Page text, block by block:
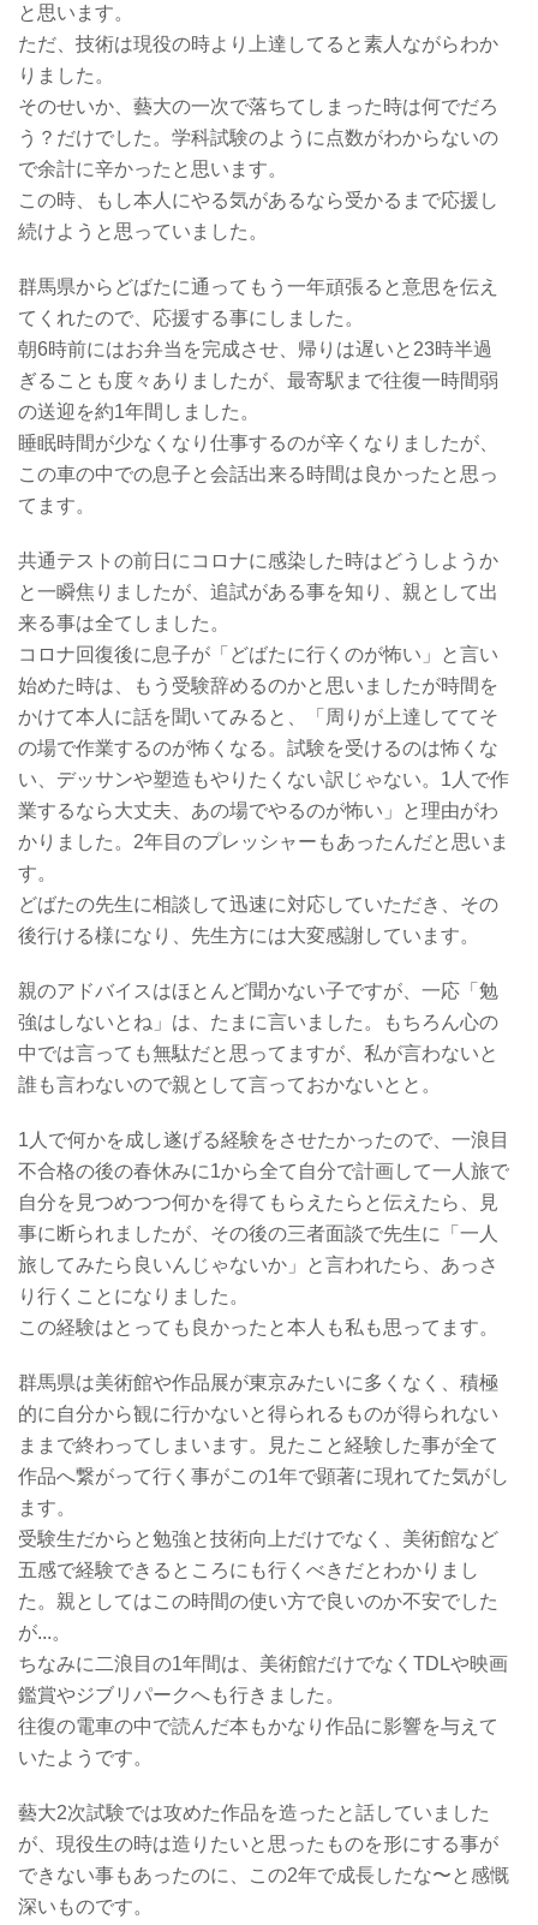
と思います。
ただ、技術は現役の時より上達してると素人ながらわか
りました。
そのせいか、藝大の一次で落ちてしまった時は何でだろ
う？だけでした。学科試験のように点数がわからないの
で余計に辛かったと思います。
この時、もし本人にやる気があるなら受かるまで応援し
続けようと思っていました。
群馬県からどばたに通ってもう一年頑張ると意思を伝え
てくれたので、応援する事にしました。
朝6時前にはお弁当を完成させ、帰りは遅いと23時半過
ぎることも度々ありましたが、最寄駅まで往復一時間弱
の送迎を約1年間しました。
睡眠時間が少なくなり仕事するのが辛くなりましたが、
この車の中での息子と会話出来る時間は良かったと思っ
てます。
共通テストの前日にコロナに感染した時はどうしようか
と一瞬焦りましたが、追試がある事を知り、親として出
来る事は全てしました。
コロナ回復後に息子が「どばたに行くのが怖い」と言い
始めた時は、もう受験辞めるのかと思いましたが時間を
かけて本人に話を聞いてみると、「周りが上達しててそ
の場で作業するのが怖くなる。試験を受けるのは怖くな
い、デッサンや塑造もやりたくない訳じゃない。1人で作
業するなら大丈夫、あの場でやるのが怖い」と理由がわ
かりました。2年目のプレッシャーもあったんだと思いま
す。
どばたの先生に相談して迅速に対応していただき、その
後行ける様になり、先生方には大変感謝しています。
親のアドバイスはほとんど聞かない子ですが、一応「勉
強はしないとね」は、たまに言いました。もちろん心の
中では言っても無駄だと思ってますが、私が言わないと
誰も言わないので親として言っておかないとと。
1人で何かを成し遂げる経験をさせたかったので、一浪目
不合格の後の春休みに1から全て自分で計画して一人旅で
自分を見つめつつ何かを得てもらえたらと伝えたら、見
事に断られましたが、その後の三者面談で先生に「一人
旅してみたら良いんじゃないか」と言われたら、あっさ
り行くことになりました。
この経験はとっても良かったと本人も私も思ってます。
群馬県は美術館や作品展が東京みたいに多くなく、積極
的に自分から観に行かないと得られるものが得られない
ままで終わってしまいます。見たこと経験した事が全て
作品へ繋がって行く事がこの1年で顕著に現れてた気がし
ます。
受験生だからと勉強と技術向上だけでなく、美術館など
五感で経験できるところにも行くべきだとわかりまし
た。親としてはこの時間の使い方で良いのか不安でした
が...。
ちなみに二浪目の1年間は、美術館だけでなくTDLや映画
鑑賞やジブリパークへも行きました。
往復の電車の中で読んだ本もかなり作品に影響を与えて
いたようです。
藝大2次試験では攻めた作品を造ったと話していました
が、現役生の時は造りたいと思ったものを形にする事が
できない事もあったのに、この2年で成長したな〜と感慨
深いものです。